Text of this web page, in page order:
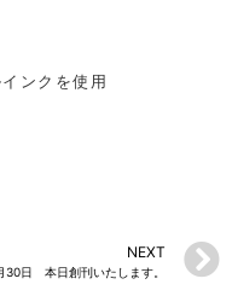
ンクを使用
NEXT
30日 本日創刊いたします。